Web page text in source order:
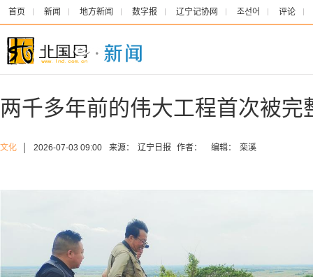
首页 新闻 地方新闻 数字报 辽宁记协网 조선어 评论
两千多年前的伟大工程首次被完
文化 2026-07-03 09:00 来源： 辽宁日报 作者： 编辑： 栾溪